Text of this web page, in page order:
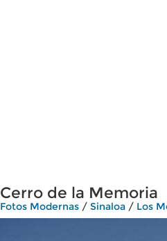
Cerro de la Memoria
Fotos Modernas / Sinaloa / Los